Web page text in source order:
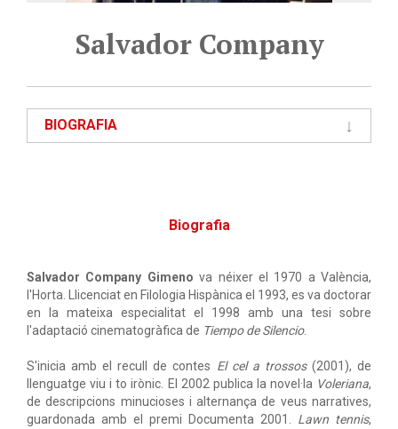
Salvador Company
BIOGRAFIA
Biografia
Salvador Company Gimeno va néixer el 1970 a València,
l'Horta. Llicenciat en Filologia Hispànica el 1993, es va doctorar
en la mateixa especialitat el 1998 amb una tesi sobre
l'adaptació cinematogràfica de Tiempo de Silencio.
S'inicia amb el recull de contes El cel a trossos(2001), de
llenguatge viu i to irònic. El 2002 publica la novel·la Voleriana,
de descripcions minucioses i alternança de veus narratives,
guardonada amb el premi Documenta 2001. Lawn tennis,